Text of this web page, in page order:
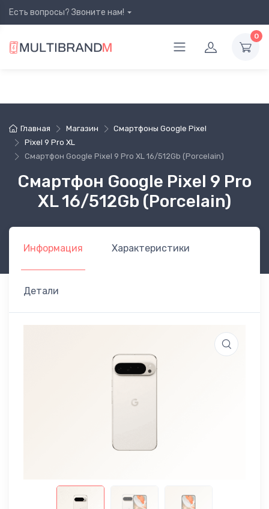
Есть вопросы? Звоните нам!
0
Главная Магазин
Смартфоны Google Pixel
Pixel 9 Pro XL
Смартфон Google Pixel 9 Pro XL 16/512Gb (Porcelain)
Смартфон Google Pixel 9 Pro
XL 16/512Gb (Porcelain)
Информация Характеристики
Детали